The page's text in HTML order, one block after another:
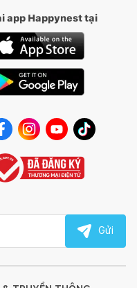
app Happynest tại
Gửi